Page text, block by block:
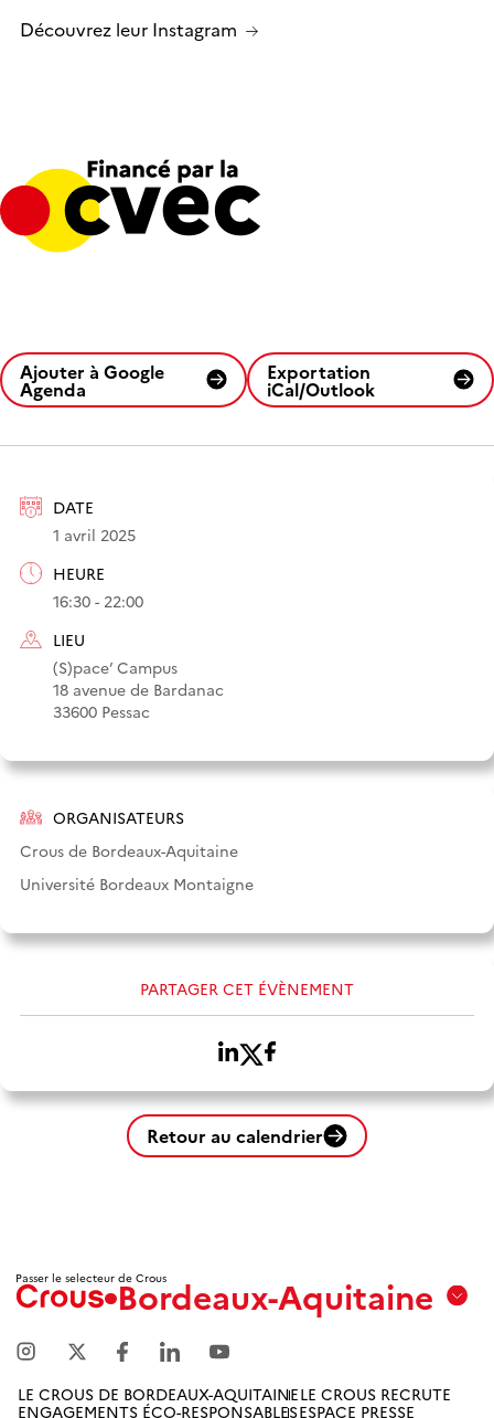
DATE
1 avril 2025
HEURE
16:30 - 22:00
LIEU
(S)pace’ Campus
18 avenue de Bardanac
33600 Pessac
ORGANISATEURS
Crous de Bordeaux-Aquitaine
Université Bordeaux Montaigne
PARTAGER CET ÉVÈNEMENT
Découvrez leur Instagram
Ajouter à Google
Agenda
Exportation
iCal/Outlook
Retour au calendrier
Passer le selecteur de CrousBordeaux-Aquitaine
Marseille
LE CROUS DE BORDEAUX-AQUITAINELE CROUS RECRUTE
ENGAGEMENTS ÉCO-RESPONSABLESESPACE PRESSE